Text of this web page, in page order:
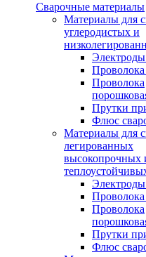
Сварочные материалы
Материалы для
углеродистых и
Проволока
Прутки
Флюс
Материалы для
легированных
высокопрочных
Проволока
Прутки
Флюс